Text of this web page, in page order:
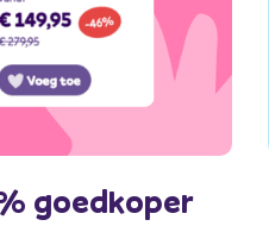
goedkoper